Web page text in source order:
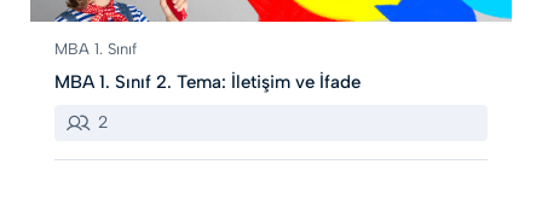
MBA 1. Sınıf
MBA 1. Sınıf 2. Tema: İletişim ve İfade
2